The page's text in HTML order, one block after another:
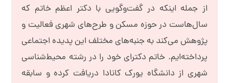
از جمله اینکه در گفت‌وگویی با دکتر اعظم خاتم که
سال‌هاست در حوزه‌ مسکن و طرح‌های شهری فعالیت و
پژوهش می‌کند به جنبه‌های مختلف این پدیده اجتماعی
پرداخته‌ایم. خاتم دکترای خود را در رشته محیط‌شناسی
شهری از دانشگاه یورک کانادا دریافت کرده و سابقه